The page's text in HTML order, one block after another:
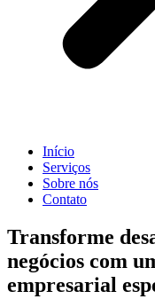
Início
Serviços
Sobre nós
Contato
Transforme
negócios com
empresarial